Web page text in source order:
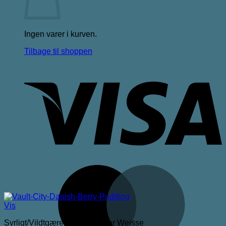
Ingen varer i kurven.
Tilbage til shoppen
Vis
Syrligt/Vildtgæret/Sour/Berliner Weisse